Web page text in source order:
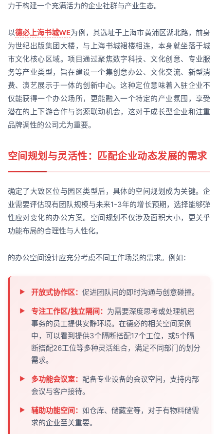
力于构建一个充满活力的企业社群与产业生态。
以德必上海书城WE为例，其选址于上海市黄浦区湖北路，前身
为世纪出版集团大楼，与上海书城裙楼相连，本身就坐落于城
市文化核心区域。项目通过聚焦数字科技、文化创意、专业服
务等产业类型，旨在建设一个集创意办公、文化交流、新型消
费、演艺展示于一体的创新中心。这种定位意味着入驻企业不
仅能获得一个办公场所，更能融入一个特定的产业氛围，享受
潜在的上下游合作与资源联动机会，这对于成长型企业和注重
品牌调性的公司尤为重要。
空间规划与灵活性：匹配企业动态发展的需求
确定了大致区位与园区类型后，具体的空间规划成为关键。企
业需要评估现有团队规模与未来1-3年的增长预期，选择能够弹
性应对变化的办公方案。空间规划不仅涉及面积大小，更关乎
功能布局的合理性与人性化。
的办公空间设计应充分考虑不同工作场景的需求。例如：
开放式协作区： 促进团队间的即时沟通与创意碰撞。
专注工作区/独立隔间： 为需要深度思考或处理机密
事务的员工提供安静环境。在德必的相关空间案例
中，可以看到提供3个隔断搭配17个工位，或5个隔
断搭配26工位等多种灵活组合，满足不同部门的划分
需求。
多功能会议室： 配备专业设备的会议空间，支持内部
会议与客户接待。
辅助功能空间： 如仓库、储藏室等，对于有物料储需
求的企业至关重要。